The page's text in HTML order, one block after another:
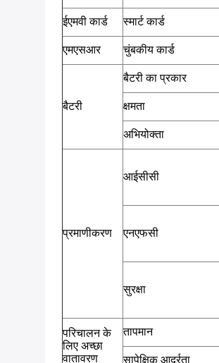
ईएमवी कार्ड स्मार्ट कार्ड
एमएसआर चुंबकीय कार्ड
बैटरी
बैटरी का प्रकार
क्षमता
अभियोक्ता
प्रमाणीकरण
आईसीसी
एनएफसी
सुरक्षा
परिचालन के
लिए अच्छा
वातावरण
तापमान
सापेक्षिक आर्द्रता